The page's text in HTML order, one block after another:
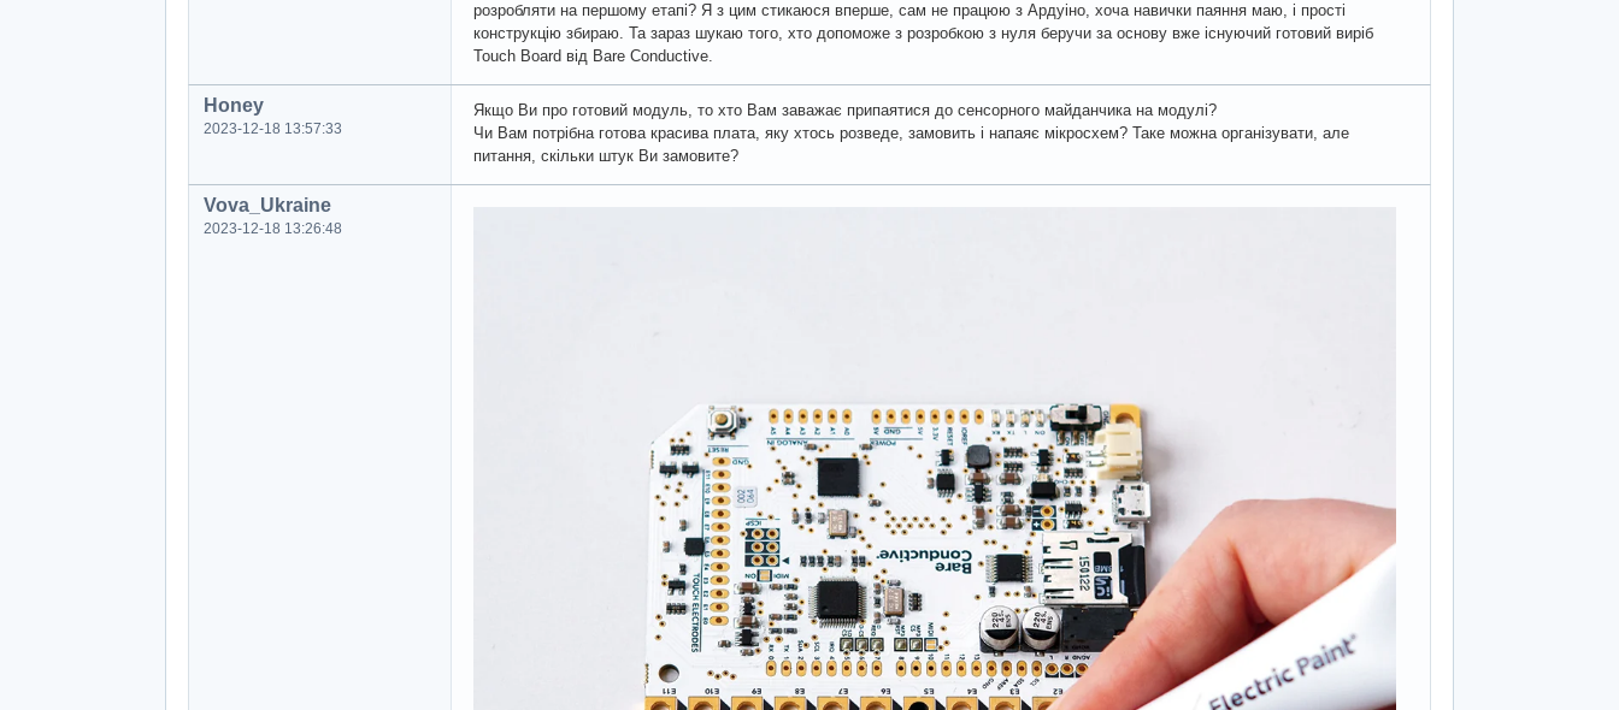
розробляти на першому етапі? Я з цим стикаюся вперше, сам не працюю з Ардуіно, хоча навички паяння маю, і прості
конструкцію збираю. Та зараз шукаю того, хто допоможе з розробкою з нуля беручи за основу вже існуючий готовий виріб
Touch Board від Bare Conductive.
Honey
2023-12-18 13:57:33
Якщо Ви про готовий модуль, то хто Вам заважає припаятися до сенсорного майданчика на модулі?
Чи Вам потрібна готова красива плата, яку хтось розведе, замовить і напаяє мікросхем? Таке можна організувати, але
питання, скільки штук Ви замовите?
Vova_Ukraine
2023-12-18 13:26:48